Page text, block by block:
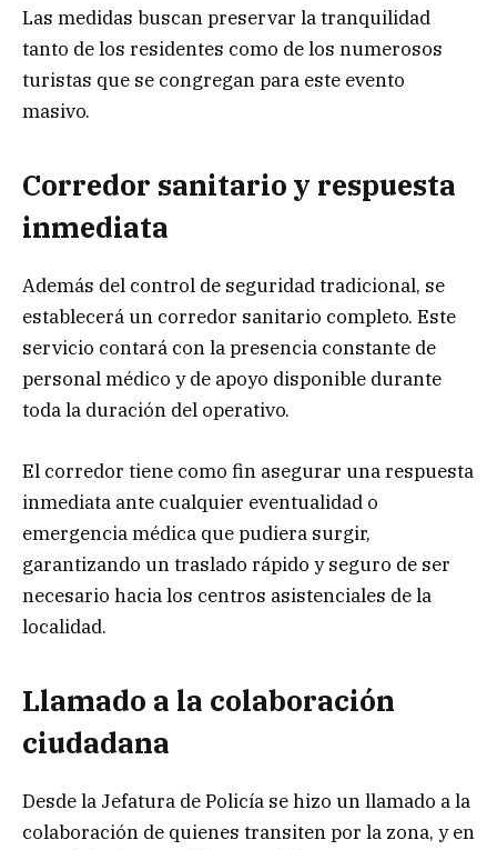
Las medidas buscan preservar la tranquilidad
tanto de los residentes como de los numerosos
turistas que se congregan para este evento
masivo.
Corredor sanitario y respuesta
inmediata
Además del control de seguridad tradicional, se
establecerá un corredor sanitario completo. Este
servicio contará con la presencia constante de
personal médico y de apoyo disponible durante
toda la duración del operativo.
El corredor tiene como fin asegurar una respuesta
inmediata ante cualquier eventualidad o
emergencia médica que pudiera surgir,
garantizando un traslado rápido y seguro de ser
necesario hacia los centros asistenciales de la
localidad.
Llamado a la colaboración
ciudadana
Desde la Jefatura de Policía se hizo un llamado a la
colaboración de quienes transiten por la zona, y en